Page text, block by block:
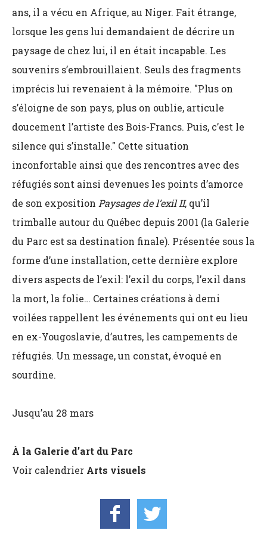
ans, il a vécu en Afrique, au Niger. Fait étrange,
lorsque les gens lui demandaient de décrire un
paysage de chez lui, il en était incapable. Les
souvenirs s’embrouillaient. Seuls des fragments
imprécis lui revenaient à la mémoire. "Plus on
s’éloigne de son pays, plus on oublie, articule
doucement l’artiste des Bois-Francs. Puis, c’est le
silence qui s’installe." Cette situation
inconfortable ainsi que des rencontres avec des
réfugiés sont ainsi devenues les points d’amorce
de son exposition Paysages de l’exil II, qu’il
trimballe autour du Québec depuis 2001 (la Galerie
du Parc est sa destination finale). Présentée sous la
forme d’une installation, cette dernière explore
divers aspects de l’exil: l’exil du corps, l’exil dans
la mort, la folie… Certaines créations à demi
voilées rappellent les événements qui ont eu lieu
en ex-Yougoslavie, d’autres, les campements de
réfugiés. Un message, un constat, évoqué en
sourdine.
Jusqu’au 28 mars
À la Galerie d’art du Parc
Voir calendrier Arts visuels